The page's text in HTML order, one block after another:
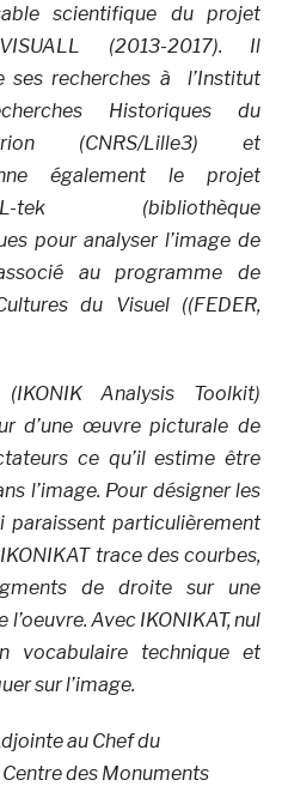
scientifique du projet
(2013-2017). Il
ses recherches à l’Institut
Historiques du
(CNRS/Lille3) et
également le projet
tek (bibliothèque
pour analyser l’image de
au programme de
du Visuel ((FEDER,
(IKONIK Analysis Toolkit)
d’une œuvre picturale de
ce qu’il estime être
l’image. Pour désigner les
paraissent particulièrement
trace des courbes,
de droite sur une
Avec IKONIKAT, nul
vocabulaire technique et
sur l’image.
au Chef du
des Monuments